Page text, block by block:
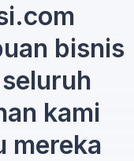
bisnis
kami
mereka